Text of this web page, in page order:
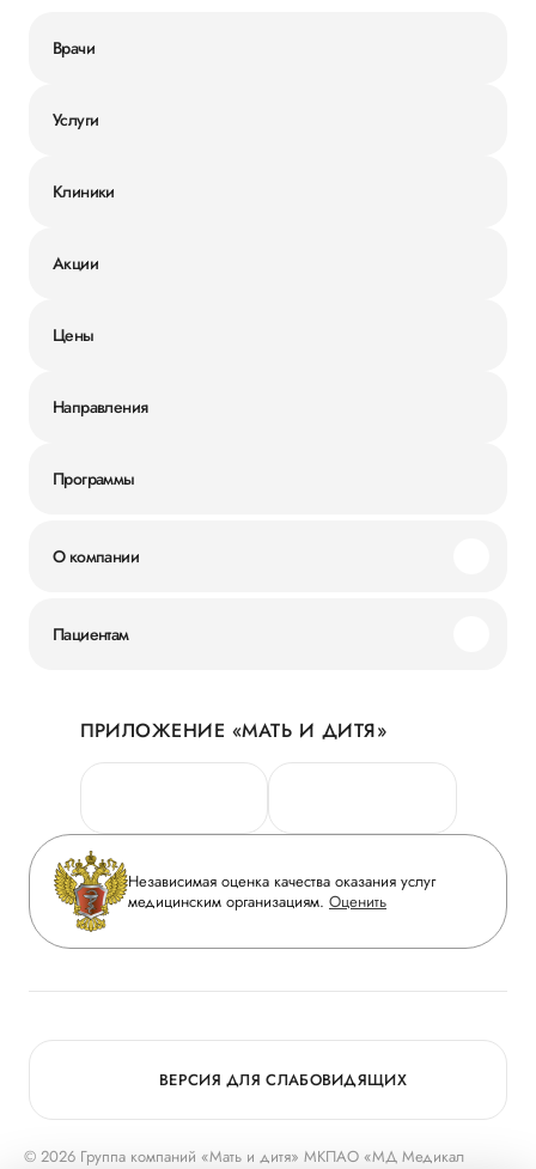
Врачи
Услуги
Клиники
Акции
Цены
Направления
Программы
О компании
Новости
Руководство
Сотрудничество
Инвесторам
Журнал «Мать и дитя»
Вакансии
Медицинский туризм
Пациентам
Личный кабинет
Персональные данные
Горячая линия качества
Вопрос-ответ
Приложение пациента
Статьи
ПРИЛОЖЕНИЕ «МАТЬ И ДИТЯ»
Независимая оценка качества оказания услуг
медицинским организациям. Оценить
© 2026 Группа компаний «Мать и дитя» МКПАО «МД Медикал
ВЕРСИЯ ДЛЯ СЛАБОВИДЯЩИХ